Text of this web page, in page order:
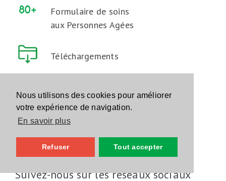
Nous utilisons des cookies pour améliorer
votre expérience de navigation.
En savoir plus
Refuser Tout accepter
Formulaire de soins
aux Personnes Agées
Téléchargements
Ne manquez pas nos mises à jour
Inscrivez-vous à notre newsletter
Inscrivez-vous
Suivez-nous sur les réseaux sociaux